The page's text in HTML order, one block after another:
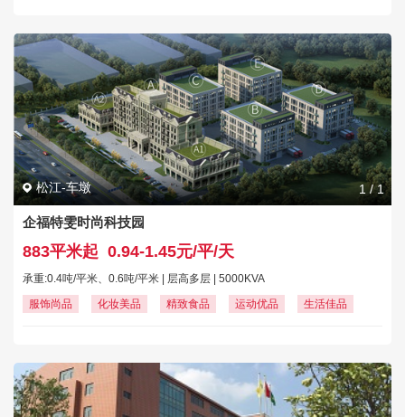
松江-车墩 1 /1
企福特雯时尚科技园
883平米起 0.94-1.45元/平/天
承重:0.4吨/平米、0.6吨/平米 | 层高多层 | 5000KVA
服饰尚品
化妆美品 精致食品 运动优品 生活佳品